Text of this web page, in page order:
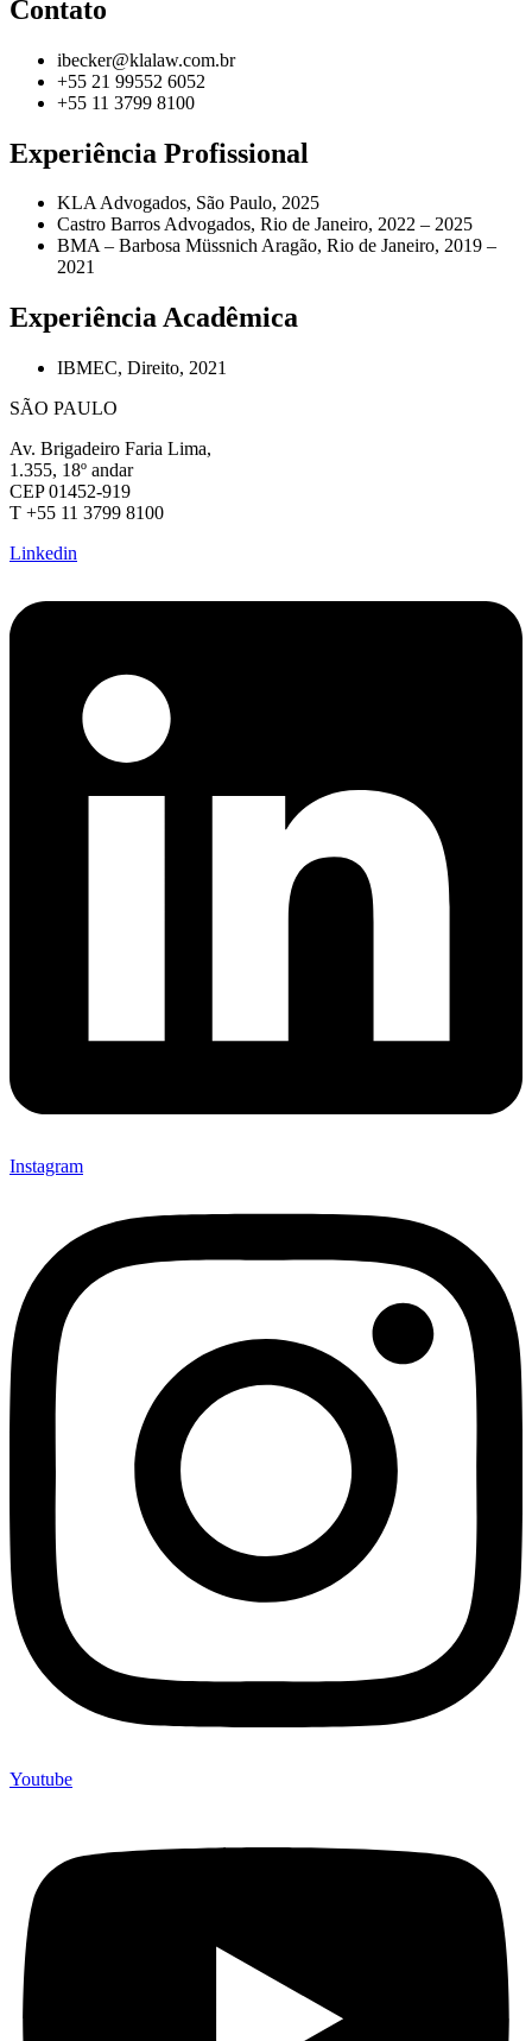
Contato
ibecker@klalaw.com.br
+55 21 99552 6052
+55 11 3799 8100
Experiência Profissional
KLA Advogados, São Paulo, 2025
Castro Barros Advogados, Rio de Janeiro, 2022 – 2025
BMA – Barbosa Müssnich Aragão, Rio de Janeiro, 2019 –
2021
Experiência Acadêmica
IBMEC, Direito, 2021
SÃO PAULO
Av. Brigadeiro Faria Lima,
1.355, 18º andar
CEP 01452-919
T +55 11 3799 8100
Linkedin
Instagram
Youtube